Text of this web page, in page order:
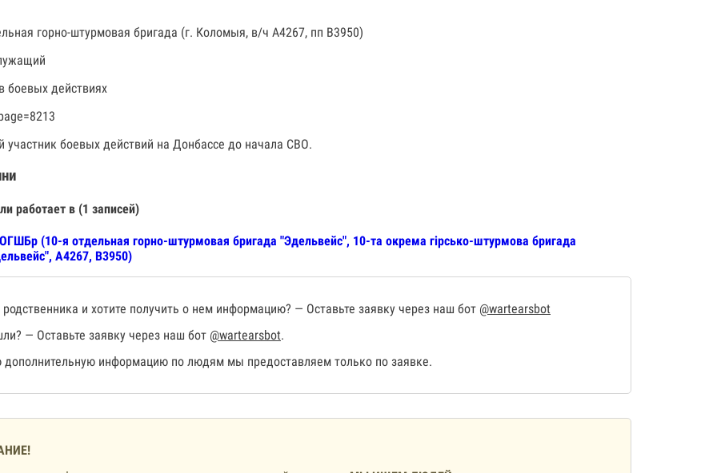
горно-штурмовая бригада (г. Коломыя, в/ч А4267, пп В3950)
боевых действиях
участник боевых действий на Донбассе до начала СВО.
работает в (1 записей)
(10-я отдельная горно-штурмовая бригада "Эдельвейс", 10-та окрема гірсько-штурмова бригада
А4267, В3950)
и хотите получить о нем информацию? — Оставьте заявку через наш бот @wartearsbot
— Оставьте заявку через наш бот @wartearsbot.
информацию по людям мы предоставляем только по заявке.